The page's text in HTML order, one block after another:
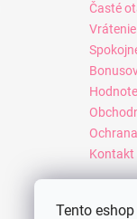
Tento
Časté
Kontakt